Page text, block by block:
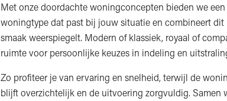
Met onze doordachte woningconcepten bieden we een
woningtype dat past bij jouw situatie en combineert
smaak weerspiegelt. Modern of klassiek, royaal of
ruimte voor persoonlijke keuzes in indeling en
Zo profiteer je van ervaring en snelheid, terwijl de
blijft overzichtelijk en de uitvoering zorgvuldig. Samen